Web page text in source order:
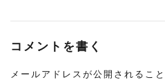
コメントを書く
メールアドレスが公開されるこ